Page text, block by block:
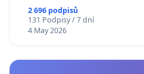
2 696 podpisů
131 Podpisy / 7 dní
4 May 2026